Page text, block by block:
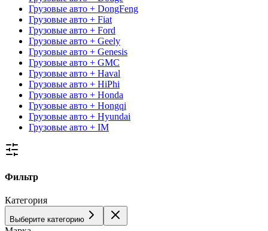
Грузовые авто + DongFeng
Грузовые авто + Fiat
Грузовые авто + Ford
Грузовые авто + Geely
Грузовые авто + Genesis
Грузовые авто + GMC
Грузовые авто + Haval
Грузовые авто + HiPhi
Грузовые авто + Honda
Грузовые авто + Hongqi
Грузовые авто + Hyundai
Грузовые авто + IM
Фильтр
Категория
Выберите категорию